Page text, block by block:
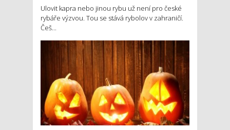
Ulovit kapra nebo jinou rybu už není pro české
rybáře výzvou. Tou se stává rybolov v zahraničí.
Češ...